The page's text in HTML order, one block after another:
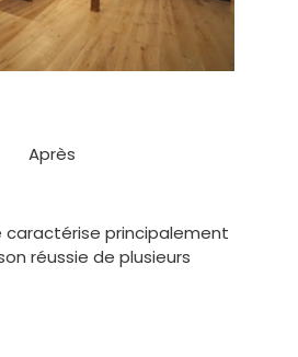
Après
principalement
réussie de plusieurs